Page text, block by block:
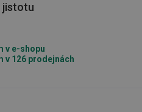
jistotu
v e-shopu
v 126 prodejnách